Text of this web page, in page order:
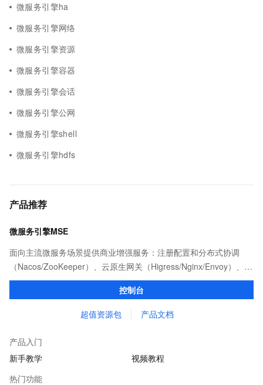
微服务引擎ha
微服务引擎网络
微服务引擎资源
微服务引擎容器
微服务引擎会话
微服务引擎公网
微服务引擎shell
微服务引擎hdfs
产品推荐
微服务引擎MSE
面向主流微服务场景提供商业增强服务：注册配置和分布式协调
（Nacos/ZooKeeper）、云原生网关（Higress/Nginx/Envoy）、服
务治理以及任务调度（XXL-JOB等）等产品和能力。
控制台
超值资源包 产品文档
产品入门
新手教学
视频教程
热门功能